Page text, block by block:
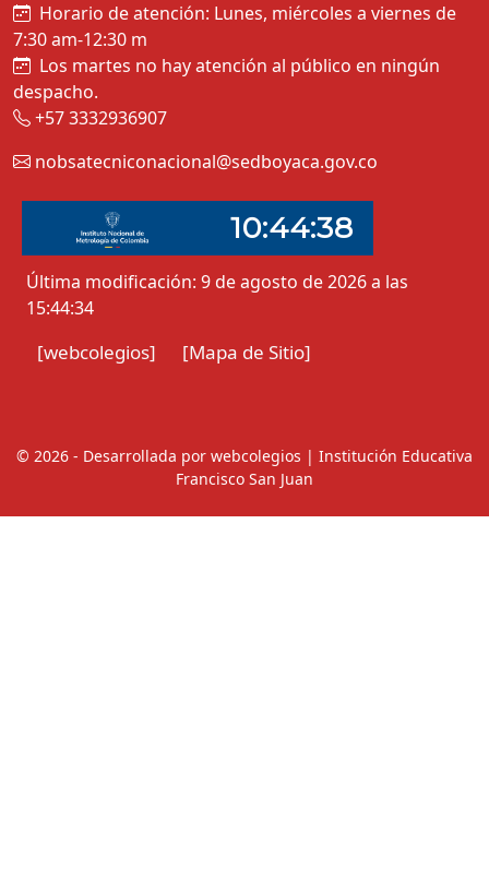
Horario de atención: Lunes, miércoles a viernes de
7:30 am-12:30 m
Los martes no hay atención al público en ningún
despacho.
+57 3332936907
nobsatecniconacional@sedboyaca.gov.co
Última modificación: 9 de agosto de 2026 a las
15:44:34
[webcolegios] [Mapa de Sitio]
© 2026 - Desarrollada por webcolegios | Institución Educativa
Francisco San Juan